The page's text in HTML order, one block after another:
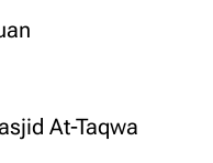
At-Taqwa